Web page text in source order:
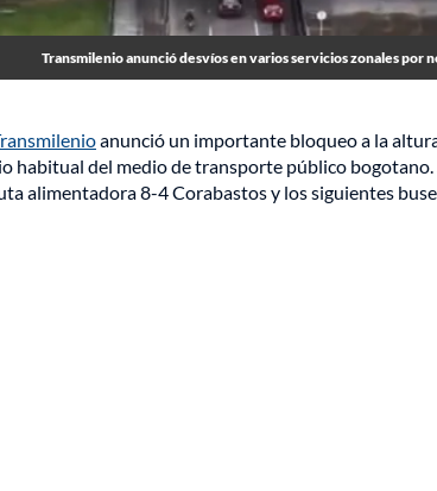
Transmilenio anunció desvíos en varios servicios zonales por
anunció un importante bloqueo a la
habitual del medio de transporte público
alimentadora 8-4 Corabastos y los siguientes